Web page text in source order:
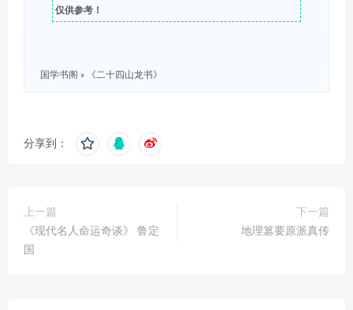
仅供参考！
国学书阁 » 《二十四山龙书》
分享到：
上一篇
《现代名人命运奇谈》 鲁定
国
下一篇
地理篡要原派真传